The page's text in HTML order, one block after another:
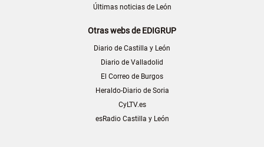
Últimas noticias de León
Otras webs de EDIGRUP
Diario de Castilla y León
Diario de Valladolid
El Correo de Burgos
Heraldo-Diario de Soria
CyLTV.es
esRadio Castilla y León